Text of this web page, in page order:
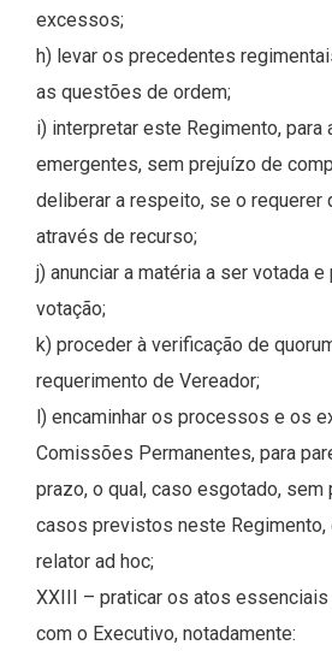
excessos;
h) levar os precedentes
as questões de ordem;
i) interpretar este Regimento,
emergentes, sem prejuízo de
deliberar a respeito, se o requerer
através de recurso;
j) anunciar a matéria a ser votada
votação;
k) proceder à verificação de
requerimento de Vereador;
l) encaminhar os processos e os
Comissões Permanentes, para
prazo, o qual, caso esgotado, sem
casos previstos neste Regimento,
relator ad hoc;
XXIII – praticar os atos essenciais
com o Executivo, notadamente: